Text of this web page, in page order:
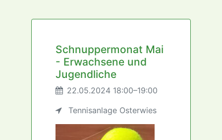
Schnuppermonat Mai
- Erwachsene und
Jugendliche
22.05.2024 18:00–19:00
Tennisanlage Osterwies